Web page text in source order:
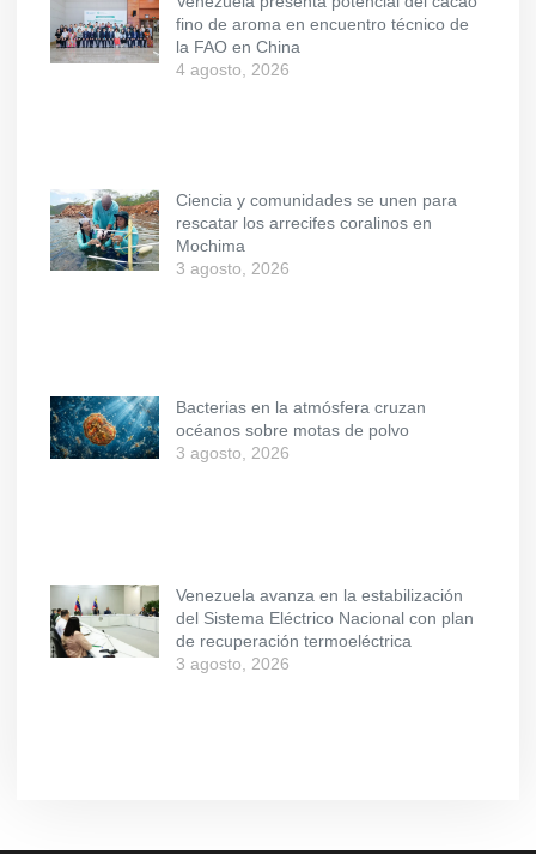
fino de aroma en encuentro técnico de
la FAO en China
4 agosto, 2026
Ciencia y comunidades se unen para
rescatar los arrecifes coralinos en
Mochima
3 agosto, 2026
Bacterias en la atmósfera cruzan
océanos sobre motas de polvo
3 agosto, 2026
Venezuela avanza en la estabilización
del Sistema Eléctrico Nacional con plan
de recuperación termoeléctrica
3 agosto, 2026